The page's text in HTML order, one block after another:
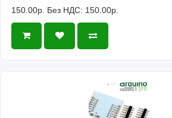
150.00р. Без НДС: 150.00р.